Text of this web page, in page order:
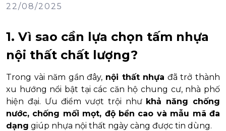
22/08/2025
1. Vì sao cần lựa chọn tấm nhựa
nội thất chất lượng?
Trong vài năm gần đây, nội thất nhựa đã trở thành
xu hướng nổi bật tại các căn hộ chung cư, nhà phố
hiện đại. Ưu điểm vượt trội như khả năng chống
nước, chống mối mọt, độ bền cao và mẫu mã đa
dạng giúp nhựa nội thất ngày càng được tin dùng.